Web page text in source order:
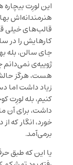
این لورِت
هنرمندانه‌اش
قالب‌های خیلی
کارهایش را در
جای سالن، بله
ژوییه‌ی
هست، هرگز حالش
زیاد داشت
کنیم، بله
داشت، برای آن
خورد، انگار که
برمی‌آمد.
یا این که طبق